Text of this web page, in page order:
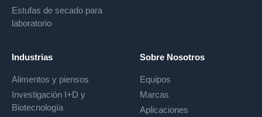
Estufas de secado para
laboratorio
Industrias
Alimentos y piensos
Investigación I+D y
Biotecnología
Sobre Nosotros
Equipos
Marcas
Aplicaciones